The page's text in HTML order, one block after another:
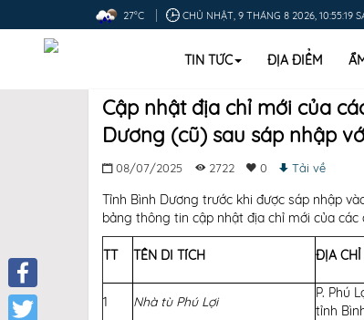
27°C CHỦ NHẬT, 9 THÁNG 8 2026, 10:55:20
TIN TỨC ĐỊA ĐIỂM
Facebook
Cập nhật địa chỉ mới của
Dương (cũ) sau sáp nhập
08/07/2025 2722 0 Tải về
Tỉnh Bình Dương trước khi được sáp nhập
bảng thông tin cập nhật địa chỉ mới của
TT TÊN DI TÍCH ĐỊA
1 Nhà tù Phú Lợi
P. Phú
tỉnh